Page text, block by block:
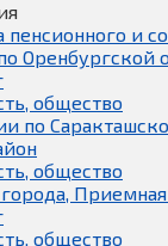
и
Оренбургской
общество
по
общество
общество